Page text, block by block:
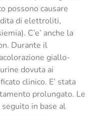
possono causare
di elettroliti,
C’e’ anche la
Durante il
giallo-
dovuta ai
clinico. E’ stata
prolungato. Le
in base al